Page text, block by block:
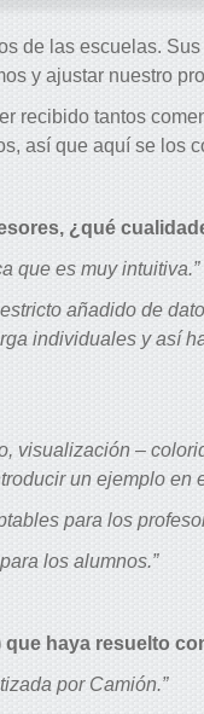
de las escuelas.
y ajustar nuestro
recibido tantos
así que aquí se los
¿qué
que es muy intuitiva.”
añadido de
individuales y así
visualización –
un ejemplo en
para los
los alumnos.”
haya resuelto
por Camión.”